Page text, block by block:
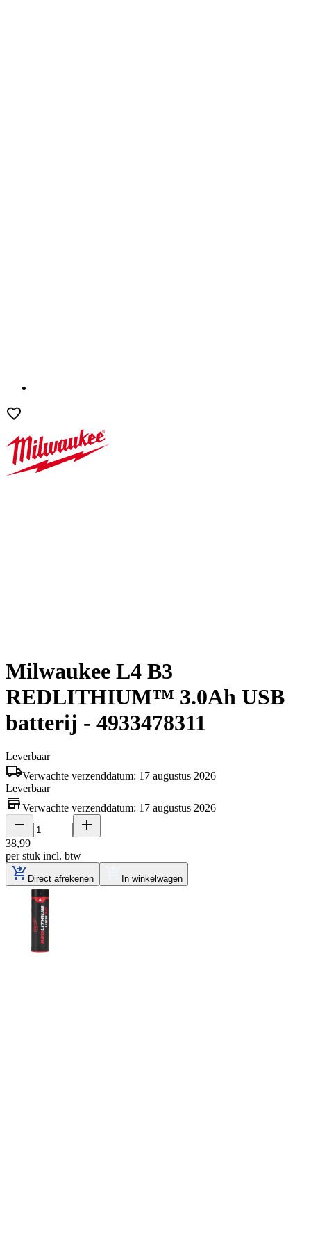
Milwaukee L4 B3
REDLITHIUM™ 3.0Ah USB
batterij - 4933478311
Leverbaar
Verwachte verzenddatum: 17 augustus 2026
Leverbaar
Verwachte verzenddatum: 17 augustus 2026
38,99
per stuk incl. btw
Direct afrekenen In winkelwagen